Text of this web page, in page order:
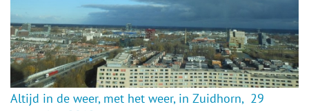
Altijd in de weer, met het weer, in Zuidhorn, 29